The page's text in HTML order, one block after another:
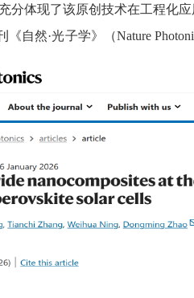
体现了该原创技术在工程化应
《自然·光子学》（Nature